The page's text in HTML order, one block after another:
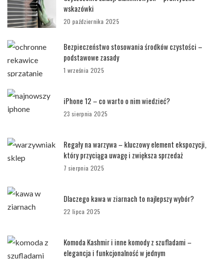
wskazówki
20 października 2025
Bezpieczeństwo stosowania środków czystości –
podstawowe zasady
1 września 2025
iPhone 12 – co warto o nim wiedzieć?
23 sierpnia 2025
Regały na warzywa – kluczowy element ekspozycji,
który przyciąga uwagę i zwiększa sprzedaż
7 sierpnia 2025
Dlaczego kawa w ziarnach to najlepszy wybór?
22 lipca 2025
Komoda Kashmir i inne komody z szufladami –
elegancja i funkcjonalność w jednym